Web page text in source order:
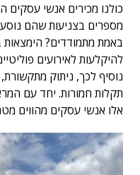
כולנו מכירים אנשי עסקים
מספרים בצניעות שהם
באמת מתמודדים? הימצאות
להיקלעות לאירועים
נוסיף לכך, ניתוק
תקלות חמורות. יחד עם
אלו אנשי עסקים מהווים